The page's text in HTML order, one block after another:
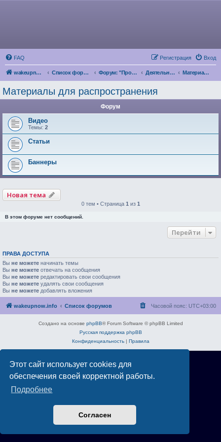
Этот сайт использует cookies для
обеспечения своей корректной работы.
Подробнее
Согласен
FAQ Вход
Регистрация
wakeupnow.info Список форумов Форум: "Пробуждение Разума" Деятельность по продвижению и развитию парадигмы Левашова Материалы для распространения
Материалы для распространения
Форум
Видео
Темы: 2
Статьи
Баннеры
Новая тема
0 тем • Страница 1 из 1
В этом форуме нет сообщений.
Перейти
ПРАВА ДОСТУПА
Вы не можете начинать темы
Вы не можете отвечать на сообщения
Вы не можете редактировать свои сообщения
Вы не можете удалять свои сообщения
Вы не можете добавлять вложения
wakeupnow.info Список форумов Часовой пояс: UTC+03:00
Создано на основе phpBB® Forum Software © phpBB Limited
Русская поддержка phpBB
Конфиденциальность| Правила